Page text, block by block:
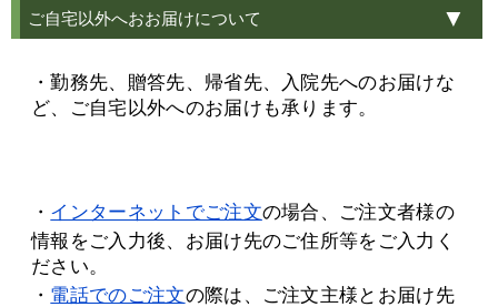
ご自宅以外へおお届けについて
・勤務先、贈答先、帰省先、入院先へのお届けな
ど、ご自宅以外へのお届けも承ります。
・ インターネットでご注文の場合、ご注文者様の
情報をご入力後、お届け先のご住所等をご入力く
ださい。
・ 電話でのご注文の際は、ご注文主様とお届け先